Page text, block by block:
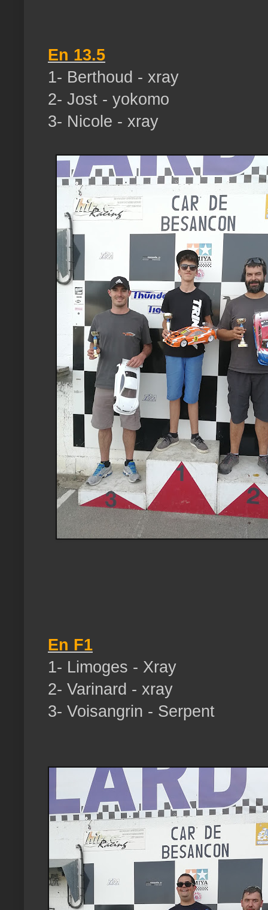
En 13.5
1- Berthoud - xray
2- Jost - yokomo
3- Nicole - xray
En F1
1- Limoges - Xray
2- Varinard - xray
3- Voisangrin - Serpent